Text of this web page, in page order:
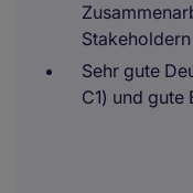
Stakeholdern
Sehr gute
C1) und gute